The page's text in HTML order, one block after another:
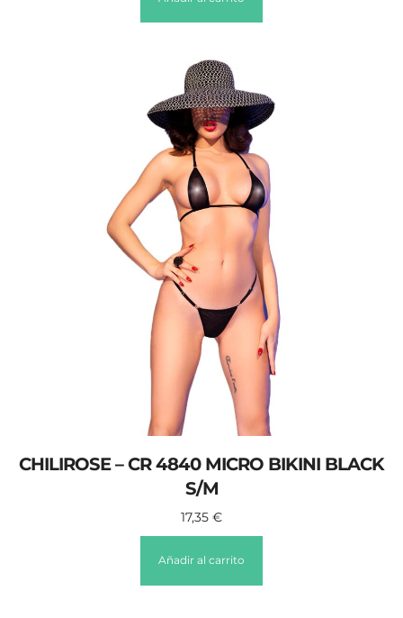
CHILIROSE – CR 4840 MICRO BIKINI BLACK
S/M
17,35 €
Añadir al carrito